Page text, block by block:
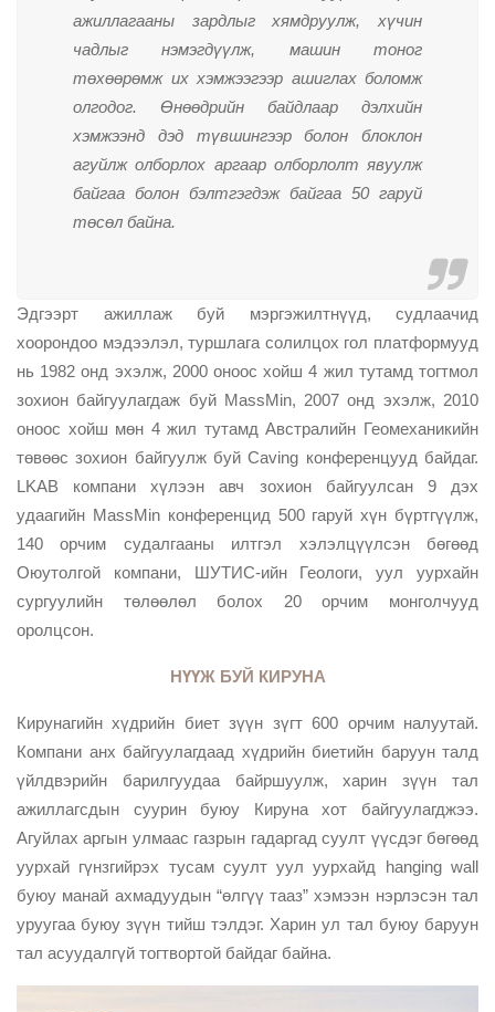
ажиллагааны зардлыг хямдруулж, хүчин
чадлыг нэмэгдүүлж, машин тоног
төхөөрөмж их хэмжээгээр ашиглах боломж
олгодог. Өнөөдрийн байдлаар дэлхийн
хэмжээнд дэд түвшингээр болон блоклон
агуйлж олборлох аргаар олборлолт явуулж
байгаа болон бэлтгэгдэж байгаа 50 гаруй
төсөл байна.
Эдгээрт ажиллаж буй мэргэжилтнүүд, судлаачид
хоорондоо мэдээлэл, туршлага солилцох гол платформууд
нь 1982 онд эхэлж, 2000 оноос хойш 4 жил тутамд тогтмол
зохион байгуулагдаж буй MassMin, 2007 онд эхэлж, 2010
оноос хойш мөн 4 жил тутамд Австралийн Геомеханикийн
төвөөс зохион байгуулж буй Caving конференцууд байдаг.
LKAB компани хүлээн авч зохион байгуулсан 9 дэх
удаагийн MassMin конференцид 500 гаруй хүн бүртгүүлж,
140 орчим судалгааны илтгэл хэлэлцүүлсэн бөгөөд
Оюутолгой компани, ШУТИС-ийн Геологи, уул уурхайн
сургуулийн төлөөлөл болох 20 орчим монголчууд
оролцсон.
НҮҮЖ БУЙ КИРУНА
Кирунагийн хүдрийн биет зүүн зүгт 600 орчим налуутай.
Компани анх байгуулагдаад хүдрийн биетийн баруун талд
үйлдвэрийн барилгуудаа байршуулж, харин зүүн тал
ажиллагсдын суурин буюу Кируна хот байгуулагджээ.
Агуйлах аргын улмаас газрын гадаргад суулт үүсдэг бөгөөд
уурхай гүнзгийрэх тусам суулт уул уурхайд hanging wall
буюу манай ахмадуудын “өлгүү тааз” хэмээн нэрлэсэн тал
уруугаа буюу зүүн тийш тэлдэг. Харин ул тал буюу баруун
тал асуудалгүй тогтвортой байдаг байна.